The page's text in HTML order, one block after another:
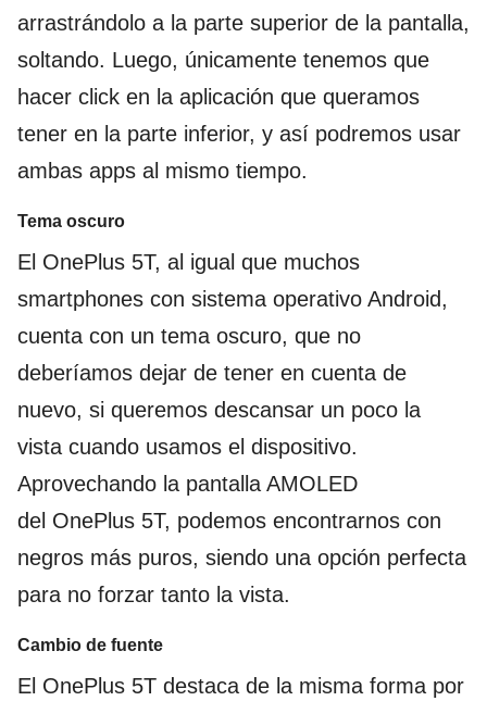
arrastrándolo a la parte superior de la pantalla,
soltando. Luego, únicamente tenemos que
hacer click en la aplicación que queramos
tener en la parte inferior, y así podremos usar
ambas apps al mismo tiempo.
Tema oscuro
El OnePlus 5T, al igual que muchos
smartphones con sistema operativo Android,
cuenta con un tema oscuro, que no
deberíamos dejar de tener en cuenta de
nuevo, si queremos descansar un poco la
vista cuando usamos el dispositivo.
Aprovechando la pantalla AMOLED
del OnePlus 5T, podemos encontrarnos con
negros más puros, siendo una opción perfecta
para no forzar tanto la vista.
Cambio de fuente
El OnePlus 5T destaca de la misma forma por